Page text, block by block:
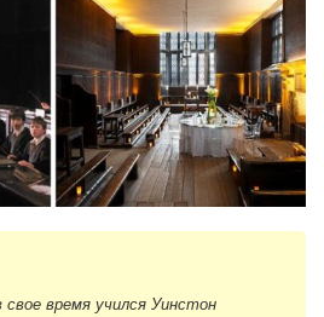
время учился Уинстон